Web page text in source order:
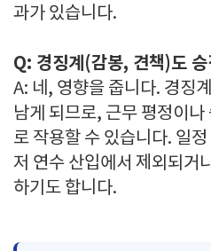
과가 있습니다.
Q: 경징계(감봉, 견책)도
A: 네, 영향을 줍니다. 경징
남게 되므로, 근무 평정이
로 작용할 수 있습니다. 일
저 연수 산입에서 제외되거
하기도 합니다.